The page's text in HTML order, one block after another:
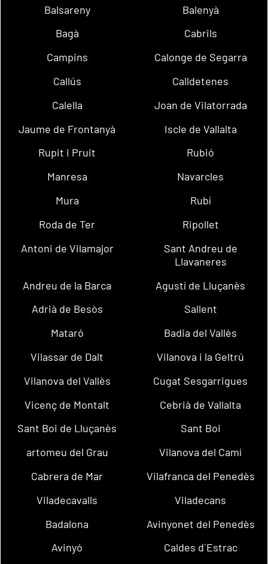
Balsareny
Balenyà
Bagà
Cabrils
Campins
Calonge de Segarra
Callús
Calldetenes
Calella
Joan de Vilatorrada
Jaume de Frontanyà
Iscle de Vallalta
Rupit i Pruit
Rubió
Manresa
Navarcles
Mura
Rubí
Roda de Ter
Ripollet
Antoni de Vilamajor
Sant Andreu de
Llavaneres
Andreu de la Barca
Agustí de Lluçanès
Adrià de Besòs
Sallent
Mataró
Badia del Vallès
Vilassar de Dalt
Vilanova i la Geltrú
Vilanova del Vallès
Cugat Sesgarrigues
Vicenç de Montalt
Cebrià de Vallalta
Sant Boi de Lluçanès
Sant Boi
artomeu del Grau
Vilanova del Camí
Cabrera de Mar
Vilafranca del Penedès
Viladecavalls
Viladecans
Badalona
Avinyonet del Penedès
Avinyó
Caldes d´Estrac